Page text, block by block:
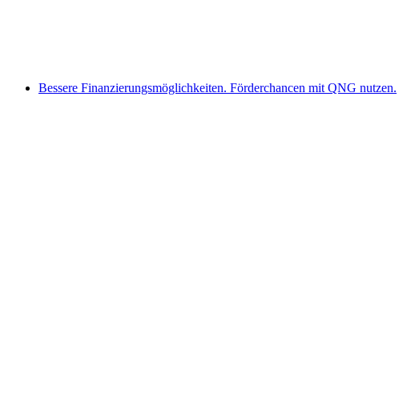
Bessere Finanzierungsmöglichkeiten. Förderchancen mit QNG nutzen.